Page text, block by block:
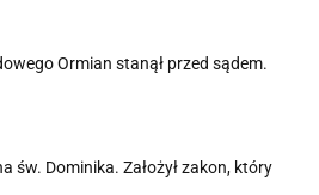
Ormian stanął przed sądem.
św. Dominika. Założył zakon, który